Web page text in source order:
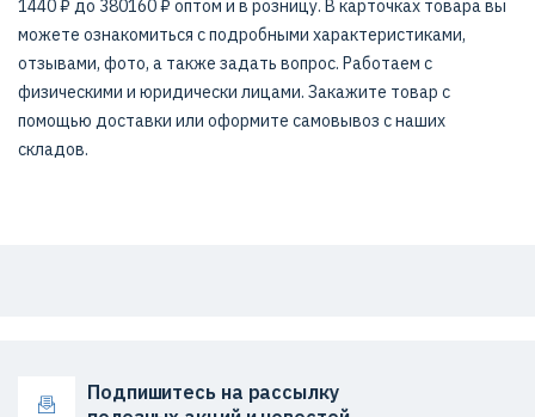
1440 ₽ до 380160 ₽ оптом и в розницу. В карточках товара вы
можете ознакомиться с подробными характеристиками,
отзывами, фото, а также задать вопрос. Работаем с
физическими и юридически лицами. Закажите товар с
помощью доставки или оформите самовывоз с наших
складов.
Подпишитесь на рассылку